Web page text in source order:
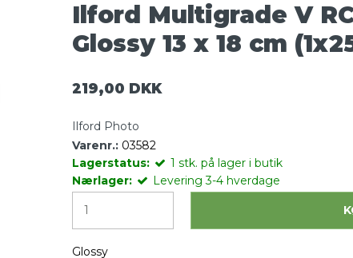
Ilford Multigrade V
Glossy 13 x 18 cm
219,00 DKK
Ilford Photo
Varenr.: 03582
Lagerstatus:
1 stk. på lager i butik
Nærlager:
Levering 3-4 hverdage
Glossy